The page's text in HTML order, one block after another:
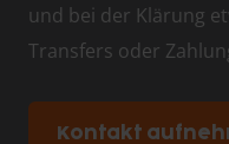
und bei der Klärung
Transfers oder
Kontakt